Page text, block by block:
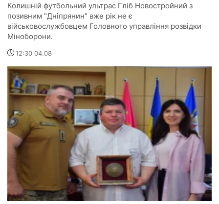
Колишній футбольний ультрас Гліб Новостройний з
позивним "Дніпрянин" вже рік не є
військовослужбовцем Головного управління розвідки
Міноборони.
12:30 04.08